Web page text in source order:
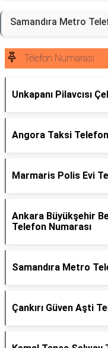
Samandıra Metro
Telefon Numarası
Unkapanı Pilavcısı
Angora Taksi Telefon
Marmaris Polis Evi
Ankara Büyükşehir
Telefon Numarası
Samandıra Metro
Çankırı Güven Aşti